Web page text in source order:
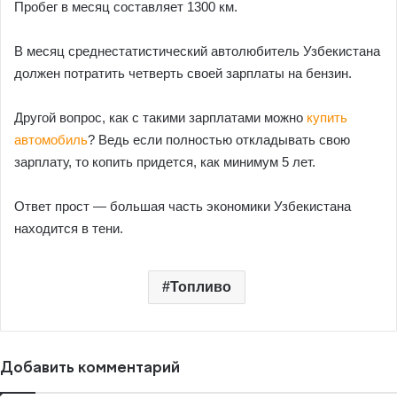
Пробег в месяц составляет 1300 км.
В месяц среднестатистический автолюбитель Узбекистана
должен потратить четверть своей зарплаты на бензин.
Другой вопрос, как с такими зарплатами можно купить
автомобиль? Ведь если полностью откладывать свою
зарплату, то копить придется, как минимум 5 лет.
Ответ прост — большая часть экономики Узбекистана
находится в тени.
Топливо
Добавить комментарий